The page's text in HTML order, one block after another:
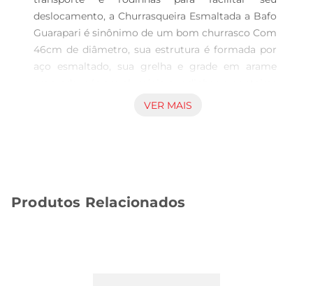
deslocamento, a Churrasqueira Esmaltada a Bafo
Guarapari é sinônimo de um bom churrasco Com
46cm de diâmetro, sua estrutura é formada por
aço esmaltado, sua grelha e grade em arame
em polipropileno para maior segurança e
surpreenda seus convidados
VER MAIS
Produtos Relacionados